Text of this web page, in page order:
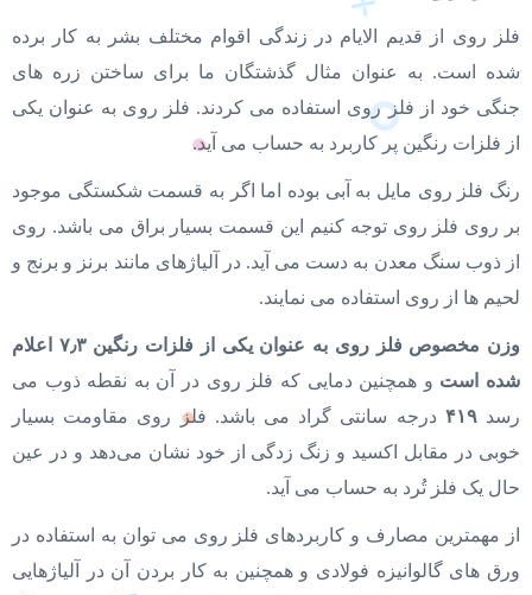
فلز روی از قدیم الایام در زندگی اقوام مختلف بشر به کار برده
شده است. به عنوان مثال گذشتگان ما برای ساختن زره های
جنگی خود از فلز روی استفاده می کردند. فلز روی به عنوان یکی
از فلزات رنگین پر کاربرد به حساب می آید.
رنگ فلز روی مایل به آبی بوده اما اگر به قسمت شکستگی موجود
بر روی فلز روی توجه کنیم این قسمت بسیار براق می باشد. روی
از ذوب سنگ معدن به دست می آید. در آلیاژهای مانند برنز و برنج و
لحیم ها از روی استفاده می نمایند.
وزن مخصوص فلز روی به عنوان یکی از فلزات رنگین ۷٫۳ اعلام
شده است و همچنین دمایی که فلز روی در آن به نقطه ذوب می
رسد۴۱۹ درجه سانتی گراد می باشد. فلز روی مقاومت بسیار
خوبی در مقابل اکسید و زنگ زدگی از خود نشان می‌دهد و در عین
حال یک فلز تُرد به حساب می آید.
از مهمترین مصارف و کاربردهای فلز روی می توان به استفاده در
ورق های گالوانیزه فولادی و همچنین به کار بردن آن در آلیاژهایی